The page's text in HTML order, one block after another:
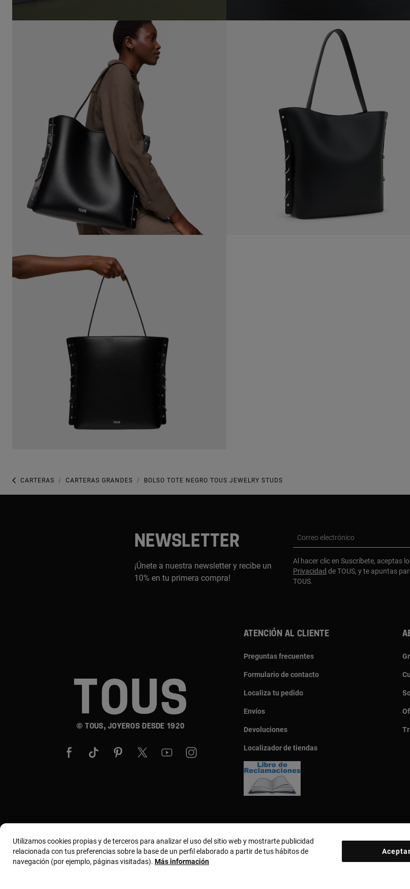
CARTERAS CARTERAS GRANDES BOLSO TOTE NEGRO TOUS JEWELRY STUDS
NEWSLETTER
¡Únete a nuestra newsletter y recibe un
10% en tu primera compra!
Correo electrónico
Al hacer clic en Suscríbete, aceptas
Privacidad de TOUS, y te apuntas
TOUS.
© TOUS, JOYEROS DESDE 1920
Atención al cliente
Preguntas frecuentes
Formulario de contacto
Localiza tu pedido
Envíos
Devoluciones
Localizador de tiendas
País y moneda: Perú / Peruvian Sol
Utilizamos cookies propias y de terceros para analizar el uso del sitio web y mostrarte publicidad
relacionada con tus preferencias sobre la base de un perfil elaborado a partir de tus hábitos de
navegación (por ejemplo, páginas visitadas). Más información
Aceptar